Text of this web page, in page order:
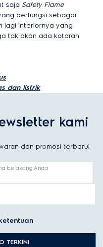
saja Safety Flame
berfungsi sebagai
lagi interiornya yang
tak akan ada kotoran
dan listrik
kami
dan promosi terbaru!
belakang Anda
TERKINI